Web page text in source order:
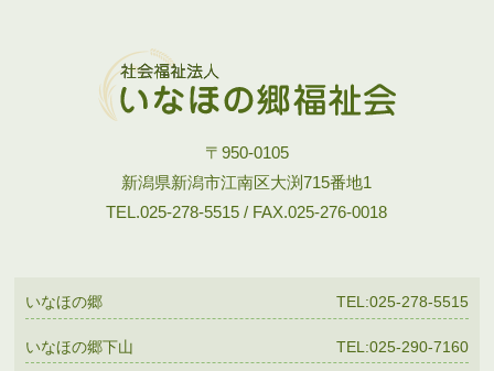
〒950-0105
新潟県新潟市江南区大渕715番地1
TEL.025-278-5515 / FAX.025-276-0018
いなほの郷 TEL:025-278-5515
いなほの郷下山 TEL:025-290-7160